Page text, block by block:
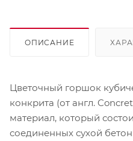
ОПИСАНИЕ
Цветочный горшок
конкрита (от англ.
материал, который
соединенных сухой